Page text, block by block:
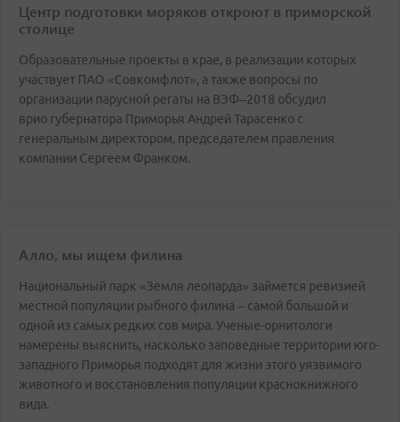
Центр подготовки моряков откроют в приморской
столице
Образовательные проекты в крае, в реализации которых
участвует ПАО «Совкомфлот», а также вопросы по
организации парусной регаты на ВЭФ–2018 обсудил
врио губернатора Приморья Андрей Тарасенко с
генеральным директором, председателем правления
компании Сергеем Франком.
Алло, мы ищем филина
Национальный парк «Земля леопарда» займется ревизией
местной популяции рыбного филина – самой большой и
одной из самых редких сов мира. Ученые-орнитологи
намерены выяснить, насколько заповедные территории юго-
западного Приморья подходят для жизни этого уязвимого
животного и восстановления популяции краснокнижного
вида.